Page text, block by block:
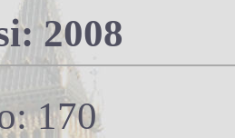
2008
170